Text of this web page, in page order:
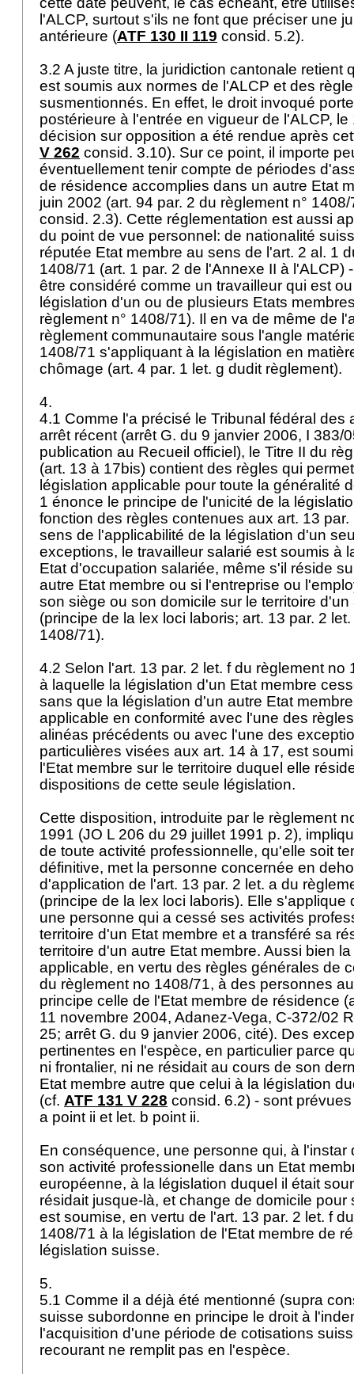
l'ALCP, surtout s'ils ne font que préciser une
antérieure (ATF 130 II 119 consid. 5.2).
3.2 A juste titre, la juridiction cantonale retient
est soumis aux normes de l'ALCP et des
susmentionnés. En effet, le droit invoqué
postérieure à l'entrée en vigueur de l'ALCP,
décision sur opposition a été rendue après
V 262 consid. 3.10). Sur ce point, il importe
éventuellement tenir compte de périodes
de résidence accomplies dans un autre Etat
juin 2002 (art. 94 par. 2 du règlement n°
consid. 2.3). Cette réglementation est aussi
du point de vue personnel: de nationalité
réputée Etat membre au sens de l'art. 2 al. 1
1408/71 (art. 1 par. 2 de l'Annexe II à l'ALCP)
être considéré comme un travailleur qui est
législation d'un ou de plusieurs Etats
règlement n° 1408/71). Il en va de même de
règlement communautaire sous l'angle
1408/71 s'appliquant à la législation en
chômage (art. 4 par. 1 let. g dudit règlement).
4.
4.1 Comme l'a précisé le Tribunal fédéral des
arrêt récent (arrêt G. du 9 janvier 2006, I 383/
publication au Recueil officiel), le Titre II du
(art. 13 à 17bis) contient des règles qui
législation applicable pour toute la généralité
1 énonce le principe de l'unicité de la
fonction des règles contenues aux art. 13
sens de l'applicabilité de la législation d'un
exceptions, le travailleur salarié est soumis à
Etat d'occupation salariée, même s'il réside
autre Etat membre ou si l'entreprise ou
son siège ou son domicile sur le territoire
(principe de la lex loci laboris; art. 13 par. 2
1408/71).
4.2 Selon l'art. 13 par. 2 let. f du règlement no
à laquelle la législation d'un Etat membre
sans que la législation d'un autre Etat
applicable en conformité avec l'une des
alinéas précédents ou avec l'une des
particulières visées aux art. 14 à 17, est
l'Etat membre sur le territoire duquel elle
dispositions de cette seule législation.
Cette disposition, introduite par le règlement
1991 (JO L 206 du 29 juillet 1991 p. 2),
de toute activité professionnelle, qu'elle soit
définitive, met la personne concernée en
d'application de l'art. 13 par. 2 let. a du
(principe de la lex loci laboris). Elle s'applique
une personne qui a cessé ses activités
territoire d'un Etat membre et a transféré sa
territoire d'un autre Etat membre. Aussi bien
applicable, en vertu des règles générales de
du règlement no 1408/71, à des personnes
principe celle de l'Etat membre de résidence
11 novembre 2004, Adanez-Vega, C-372/02
25; arrêt G. du 9 janvier 2006, cité). Des
pertinentes en l'espèce, en particulier parce
ni frontalier, ni ne résidait au cours de son
Etat membre autre que celui à la législation
(cf. ATF 131 V 228 consid. 6.2) - sont
a point ii et let. b point ii.
En conséquence, une personne qui, à l'instar
son activité professionelle dans un Etat
européenne, à la législation duquel il était
résidait jusque-là, et change de domicile pour
est soumise, en vertu de l'art. 13 par. 2 let. f
1408/71 à la législation de l'Etat membre de
législation suisse.
5.
5.1 Comme il a déjà été mentionné (supra
suisse subordonne en principe le droit à
l'acquisition d'une période de cotisations
recourant ne remplit pas en l'espèce.